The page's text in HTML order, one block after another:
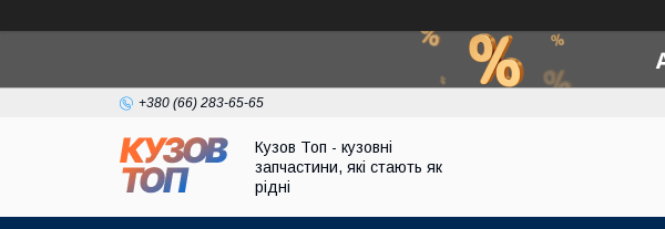
+380 (66) 283-65-65
Кузов Топ - кузовні
запчастини, які стають як
рідні